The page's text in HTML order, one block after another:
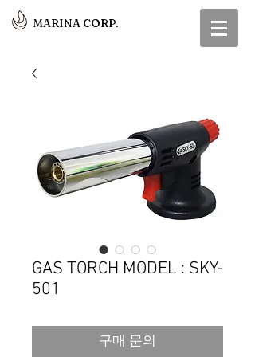
MARINA CORP.
GAS TORCH MODEL : SKY-
501
구매 문의